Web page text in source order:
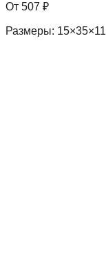
507 ₽
Размеры: 15×35×11